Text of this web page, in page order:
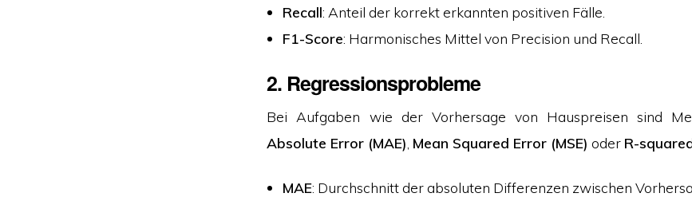
Recall: Anteil der korrekt erkannten positiven Fälle.
F1-Score: Harmonisches Mittel von Precision und Recall.
2. Regressionsprobleme
Bei Aufgaben wie der Vorhersage von Hauspreisen sind
Absolute Error (MAE) Mean Squared Error (MSE) oder R-
MAE: Durchschnitt der absoluten Differenzen zwischen